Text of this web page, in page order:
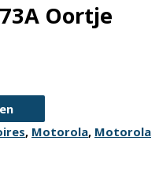
Oortje
, Motorola, Motorola